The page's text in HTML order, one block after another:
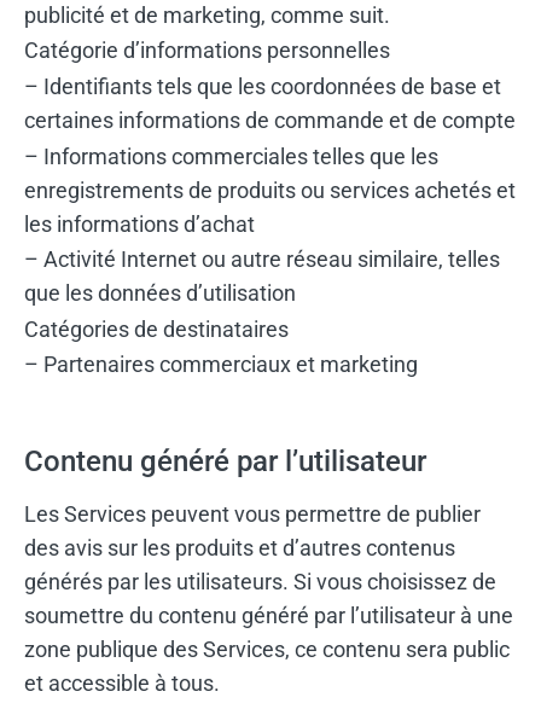
publicité et de marketing, comme suit.
Catégorie d’informations personnelles
– Identifiants tels que les coordonnées de base et
certaines informations de commande et de compte
– Informations commerciales telles que les
enregistrements de produits ou services achetés et
les informations d’achat
– Activité Internet ou autre réseau similaire, telles
que les données d’utilisation
Catégories de destinataires
– Partenaires commerciaux et marketing
Contenu généré par l’utilisateur
Les Services peuvent vous permettre de publier
des avis sur les produits et d’autres contenus
générés par les utilisateurs. Si vous choisissez de
soumettre du contenu généré par l’utilisateur à une
zone publique des Services, ce contenu sera public
et accessible à tous.